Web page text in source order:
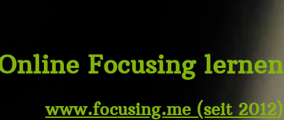
Focusing lernen
www.focusing.me (seit 2012)